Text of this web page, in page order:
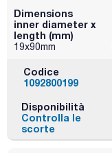
Dimensions
inner diameter x
length (mm)
19x90mm
Codice
1092800199
Disponibilità
Controlla le
scorte